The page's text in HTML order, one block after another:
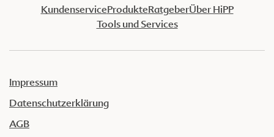
KundenserviceProdukteRatgeberÜber HiPP
Tools und Services
Impressum
Datenschutzerklärung
AGB